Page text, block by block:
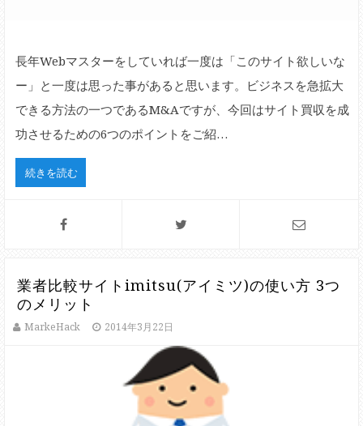
長年Webマスターをしていれば一度は「このサイト欲しいな
ー」と一度は思った事があると思います。ビジネスを急拡大
できる方法の一つであるM&Aですが、今回はサイト買収を成
功させるための6つのポイントをご紹…
続きを読む
業者比較サイトimitsu(アイミツ)の使い方 3つ
のメリット
MarkeHack 2014年3月22日